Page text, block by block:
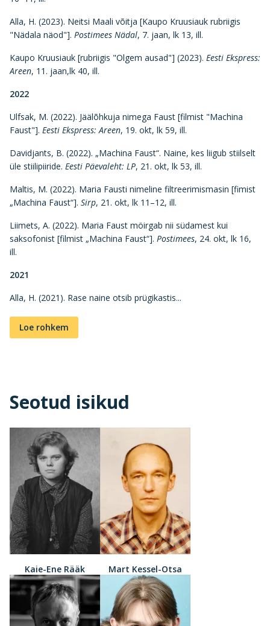
Alla, H. (2023). Neitsi Maali võitja [Kaupo Kruusiauk rubriigis
"Nädala näod"]. Postimees Nädal, 7. jaan, lk 13, ill.
Kaupo Kruusiauk [rubriigis "Olgem ausad"] (2023). Eesti Ekspress:
Areen, 11. jaan,lk 40, ill.
2022
Ulfsak, M. (2022). Jäälõhkuja nimega Faust [filmist "Machina
Faust"]. Eesti Ekspress: Areen, 19. okt, lk 59, ill.
Davidjants, B. (2022). „Machina Faust“. Naine, kes liigub stiilselt
üle stiilipiiride. Eesti Päevaleht: LP, 21. okt, lk 53, ill.
Maltis, M. (2022). Maria Fausti nimeline filtreerimismasin [fimist
„Machina Faust“]. Sirp, 21. okt, lk 11–12, ill.
Liimets, A. (2022). Maria Faust möirgab nii südamest kui
saksofonist [filmist „Machina Faust“]. Postimees, 24. okt, lk 16,
ill.
2021
Alla, H. (2021). Rase naine otsib prügikastis...
Loe rohkem
Seotud isikud
Kaie-Ene Rääk Mart Kessel-Otsa